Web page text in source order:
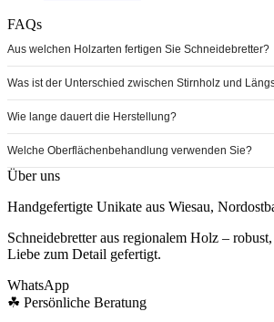
FAQs
Aus welchen Holzarten fertigen Sie Schneidebretter?
Was ist der Unterschied zwischen Stirnholz und
Wie lange dauert die Herstellung?
Welche Oberflächenbehandlung verwenden Sie?
Über uns
Handgefertigte Unikate aus Wiesau,
Schneidebretter aus regionalem Holz –
Liebe zum Detail gefertigt.
WhatsApp
☘ Persönliche Beratung